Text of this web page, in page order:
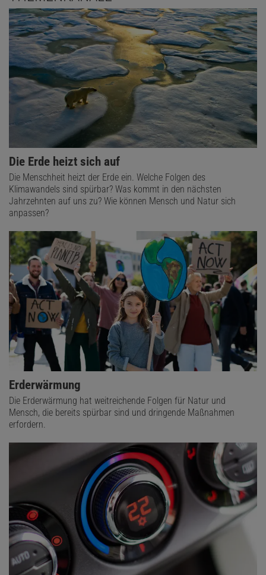
Die Erde heizt sich auf
Die Menschheit heizt der Erde ein. Welche Folgen des
Klimawandels sind spürbar? Was kommt in den nächsten
Jahrzehnten auf uns zu? Wie können Mensch und Natur sich
anpassen?
Erderwärmung
Die Erderwärmung hat weitreichende Folgen für Natur und
Mensch, die bereits spürbar sind und dringende Maßnahmen
erfordern.